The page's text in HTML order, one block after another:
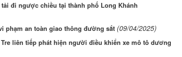
đi ngược chiều tại thành phố Long Khánh
phạm an toàn giao thông đường sắt (09/04/2025)
liên tiếp phát hiện người điều khiển xe mô tô dương